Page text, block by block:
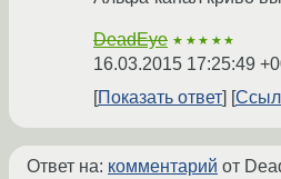
DeadEye ★★★★★
16.03.2015 17:25:49
Показать ответ
Ответ на: комментарий от